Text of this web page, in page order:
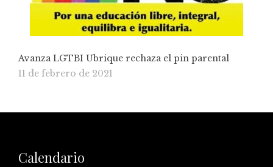
Avanza LGTBI Ubrique rechaza el pin parental
11 de febrero de 2021
Calendario